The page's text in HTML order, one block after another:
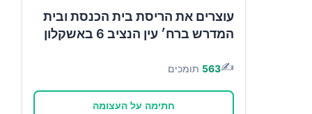
עוצרים את הריסת בית הכנסת ובית
המדרש ברח׳ עין הנציב 6 באשקלון
✍️
563 תומכים
חתימה על העצומה